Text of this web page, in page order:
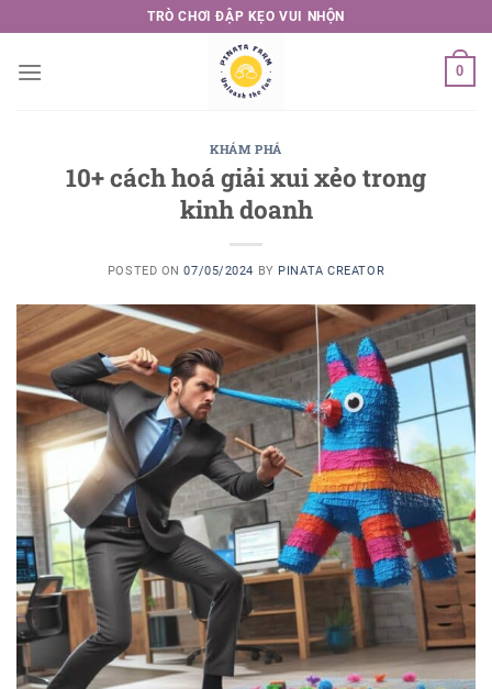
to
content
TRÒ CHƠI ĐẬP KẸO VUI NHỘN
0
KHÁM PHÁ
10+ cách hoá giải xui xẻo trong
kinh doanh
POSTED ON07/05/2024 BY PINATA CREATOR